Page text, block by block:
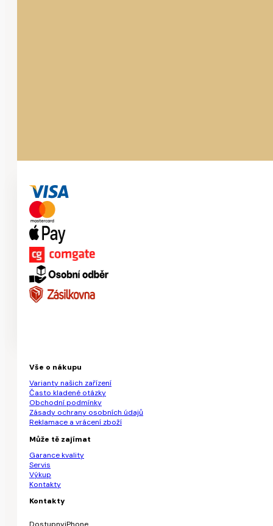
Vše o nákupu
Varianty našich zařízení
Často kladené otázky
Obchodní podmínky
Zásady ochrany osobních údajů
Reklamace a vrácení zboží
Může tě zajímat
Garance kvality
Servis
Výkup
Kontakty
Kontakty